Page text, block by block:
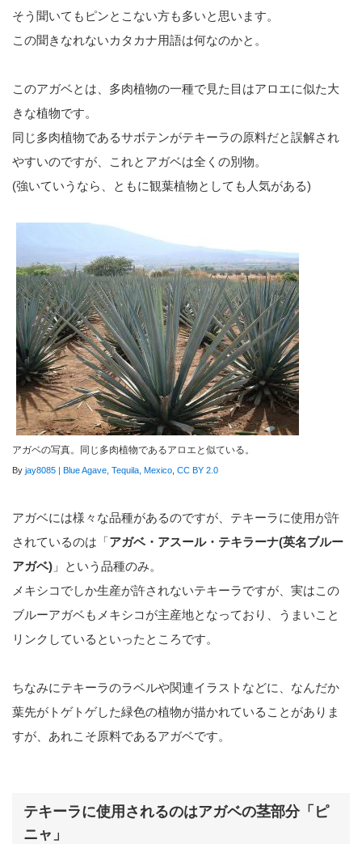
そう聞いてもピンとこない方も多いと思います。
この聞きなれないカタカナ用語は何なのかと。
このアガベとは、多肉植物の一種で見た目はアロエに似た大
きな植物です。
同じ多肉植物であるサボテンがテキーラの原料だと誤解され
やすいのですが、これとアガベは全くの別物。
(強いていうなら、ともに観葉植物としても人気がある)
アガベの写真。同じ多肉植物であるアロエと似ている。
By jay8085 | Blue Agave, Tequila, Mexico CC BY 2.0
アガベには様々な品種があるのですが、テキーラに使用が許
されているのは「アガベ・アスール・テキラーナ(英名ブルー
アガベ) 」という品種のみ。
メキシコでしか生産が許されないテキーラですが、実はこの
ブルーアガベもメキシコが主産地となっており、うまいこと
リンクしているといったところです。
ちなみにテキーラのラベルや関連イラストなどに、なんだか
葉先がトゲトゲした緑色の植物が描かれていることがありま
すが、あれこそ原料であるアガベです。
テキーラに使用されるのはアガベの茎部分「ピ
ニャ」